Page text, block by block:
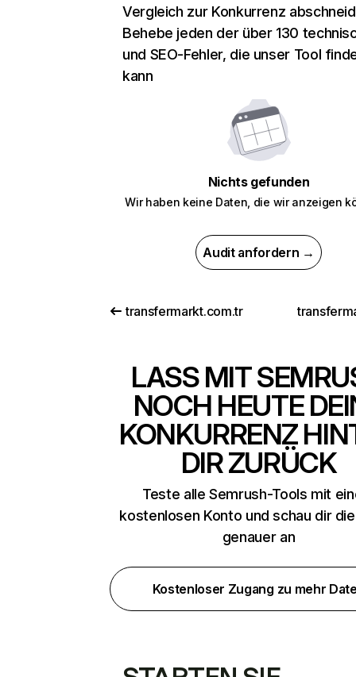
Vergleich zur Konkurrenz
Behebe jeden der über 130
und SEO-Fehler, die unser Tool
kann
Nichts gefunden
Wir haben keine Daten, die wir anzeigen
Audit anfordern →
transfermarkt.com.tr
LASS MIT
NOCH HEUTE
KONKURRENZ
DIR ZURÜCK
Teste alle Semrush-Tools mit
kostenlosen Konto und schau dir
genauer an
Kostenloser Zugang zu mehr